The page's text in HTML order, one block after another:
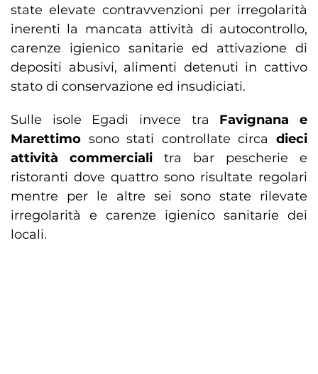
state elevate contravvenzioni per irregolarità
inerenti la mancata attività di autocontrollo,
carenze igienico sanitarie ed attivazione di
depositi abusivi, alimenti detenuti in cattivo
stato di conservazione ed insudiciati.
Sulle isole Egadi invece tra Favignana e
Marettimo sono stati controllate circa dieci
attività
commerciali tra bar pescherie e
ristoranti dove quattro sono risultate regolari
mentre per le altre sei sono state rilevate
irregolarità e carenze igienico sanitarie dei
locali.